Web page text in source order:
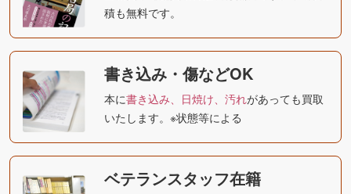
積も無料です。
書き込み・傷などOK
本に書き込み、日焼け、汚れがあっても買取
いたします。※状態等による
ベテランスタッフ在籍